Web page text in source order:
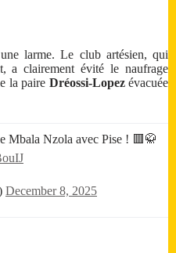
larme. Le club artésien, qui
a clairement évité le naufrage
la paire Dréossi-Lopezévacuée
Mbala Nzola avec Pise ! 🟥🥋
December 8, 2025